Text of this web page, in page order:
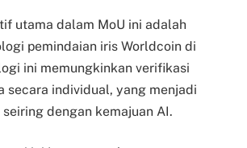
utama dalam MoU ini adalah
pemindaian iris Worldcoin di
ini memungkinkan verifikasi
secara individual, yang menjadi
dengan kemajuan AI.